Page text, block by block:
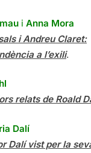
i Anna Mora
i Andreu Claret:
a l’exili.
relats de Roald
Dalí
Dalí vist per la